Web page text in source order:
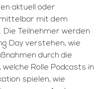
aktuell oder
mit dem
Die Teilnehmer werden
Day verstehen, wie
durch die
Rolle Podcasts in
spielen, wie